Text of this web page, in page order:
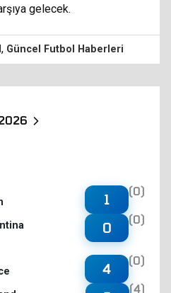
gelecek.
, Güncel Futbol Haberleri
1
(0)
0
(0)
4
(0)
(4)